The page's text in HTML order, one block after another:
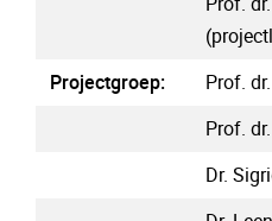
Projectgroep: Prof.
Prof.
Dr.